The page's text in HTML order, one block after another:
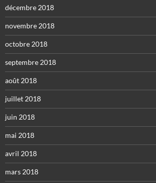
décembre 2018
novembre 2018
octobre 2018
septembre 2018
août 2018
juillet 2018
juin 2018
mai 2018
avril 2018
mars 2018